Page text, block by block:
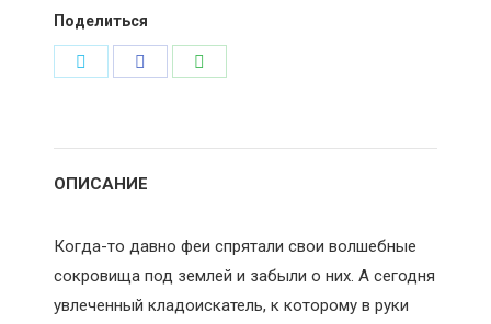
Поделиться
ПоделитьсяПоделиться
ОПИСАНИЕ
Когда-то давно феи спрятали свои волшебные
сокровища под землей и забыли о них. А сегодня
увлеченный кладоискатель, к которому в руки